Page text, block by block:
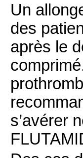
Un
des
après le
s’avérer